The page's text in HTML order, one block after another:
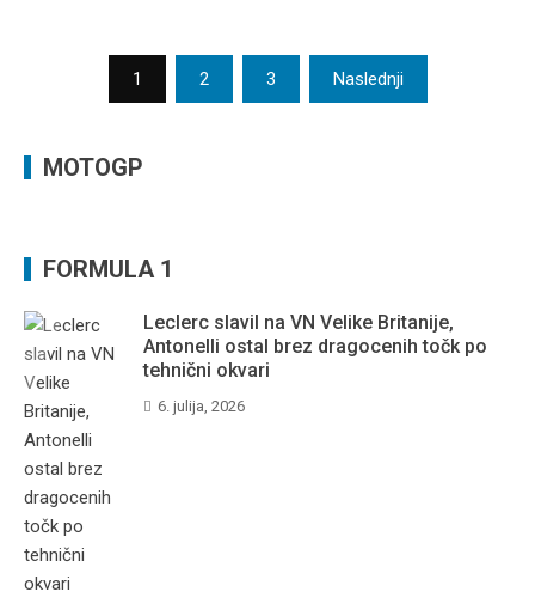
Številčenje
prispevkov
1 2 3 Naslednji
MOTOGP
FORMULA 1
Leclerc slavil na VN Velike Britanije,
Antonelli ostal brez dragocenih točk po
tehnični okvari
6. julija, 2026